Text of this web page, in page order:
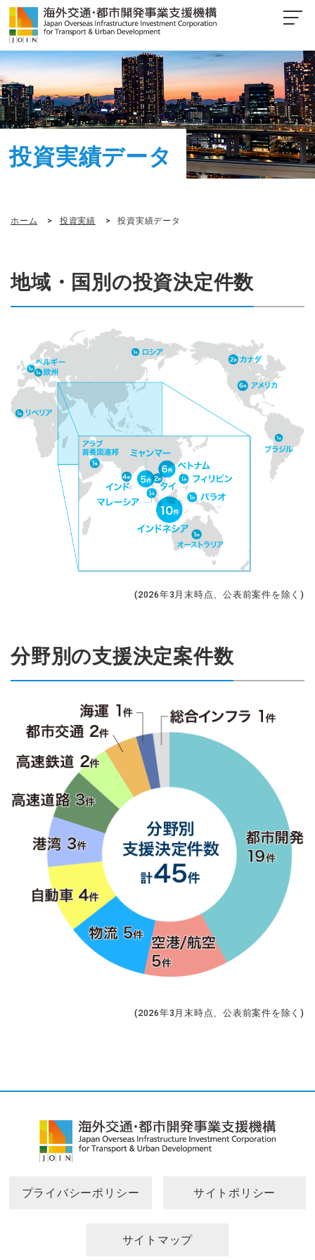
投資実績データ
ホーム 投資実績 投資実績データ
地域・国別の投資決定件数
(2026年3月末時点、公表前案件を除く)
分野別の支援決定案件数
(2026年3月末時点、公表前案件を除く)
プライバシーポリシー サイトポリシー
サイトマップ